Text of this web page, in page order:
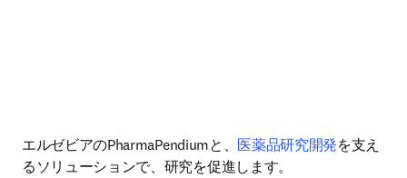
エルゼビアのPharmaPendiumと、 医薬品研究開発を支え
るソリューションで、研究を促進します。